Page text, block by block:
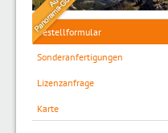
Bestellformular
Sonderanfertigungen
Lizenzanfrage
Karte